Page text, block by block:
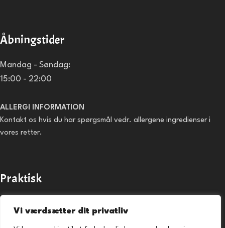
Vi værdsætter dit privatliv
Åbningstider
Mandag - Søndag:
15:00 - 22:00
ALLERGI INFORMATION
Kontakt os hvis du har spørgsmål vedr. allergene ingredienser i
vores retter.
Praktisk